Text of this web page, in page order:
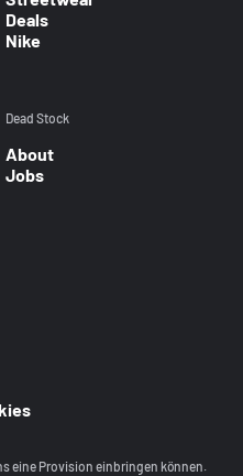
Deals
Nike
Dead Stock
About
Jobs
eine Provision einbringen können.